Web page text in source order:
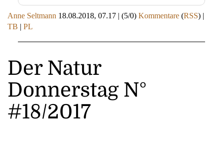
Anne Seltmann 18.08.2018, 07.17 | (5/0) Kommentare (RSS) |
TB | PL
Der Natur
Donnerstag N°
#18/2017